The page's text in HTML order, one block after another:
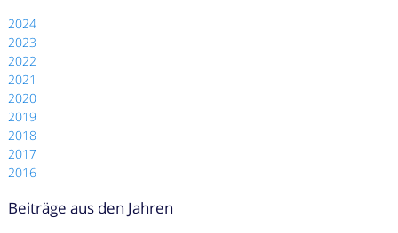
2024
2023
2022
2021
2020
2019
2018
2017
2016
Beiträge aus den Jahren